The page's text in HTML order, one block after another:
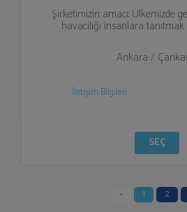
Şirketimizin amacı; Ülkemizde
havacılığı insanlara
Ankara /
İletişim Bilgileri
SEÇ
« 1 2